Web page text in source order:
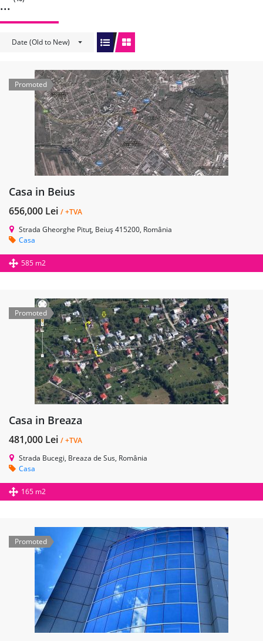
...
Date (Old to New)
Promoted
Casa in Beius
656,000 Lei / +TVA
Strada Gheorghe Pituț, Beiuș 415200, România
Casa
585 m2
Promoted
Casa in Breaza
481,000 Lei / +TVA
Strada Bucegi, Breaza de Sus, România
Casa
165 m2
Promoted